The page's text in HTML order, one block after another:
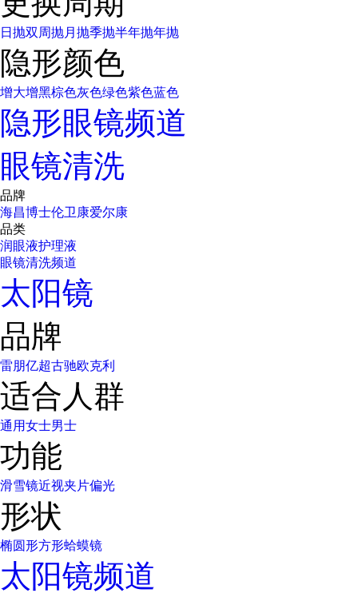
日抛双周抛月抛季抛半年抛年抛
隐形颜色
增大增黑棕色灰色绿色紫色蓝色
隐形眼镜频道
眼镜清洗
品牌
海昌博士伦卫康爱尔康
品类
润眼液护理液
眼镜清洗频道
太阳镜
品牌
雷朋亿超古驰欧克利
适合人群
通用女士男士
功能
滑雪镜近视夹片偏光
形状
椭圆形方形蛤蟆镜
太阳镜频道